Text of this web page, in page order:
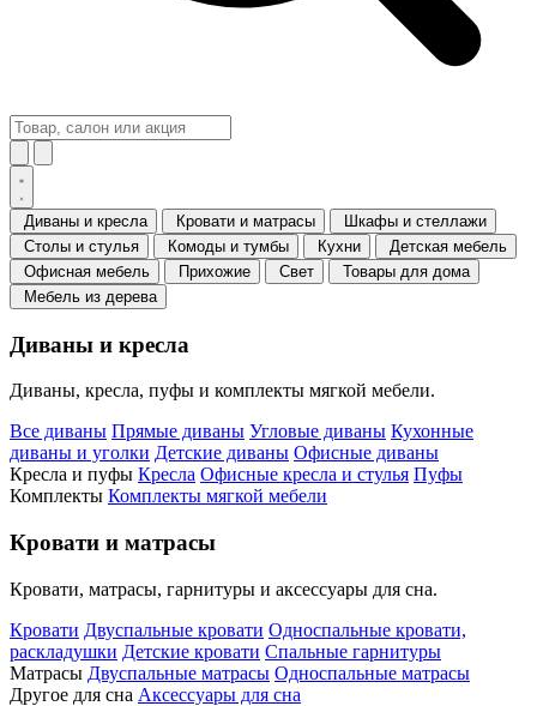
Диваны и кресла Кровати и матрасы
Шкафы и стеллажи
Столы и стулья
Комоды и тумбы Кухни
Детская мебель
Офисная мебель
Прихожие Свет
Товары для дома
Мебель из дерева
Диваны и кресла
Диваны, кресла, пуфы и комплекты мягкой мебели.
Все диваны Прямые диваны Угловые диваны Кухонные
диваны и уголки Детские диваны Офисные диваны
Кресла и пуфы Кресла Офисные кресла и стулья Пуфы
Комплекты Комплекты мягкой мебели
Кровати и матрасы
Кровати, матрасы, гарнитуры и аксессуары для сна.
Кровати Двуспальные кровати Односпальные кровати,
раскладушки Детские кровати Спальные гарнитуры
Матрасы Двуспальные матрасы Односпальные матрасы
Другое для сна Аксессуары для сна